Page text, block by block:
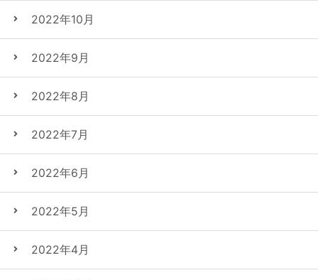
2022年10月
2022年9月
2022年8月
2022年7月
2022年6月
2022年5月
2022年4月